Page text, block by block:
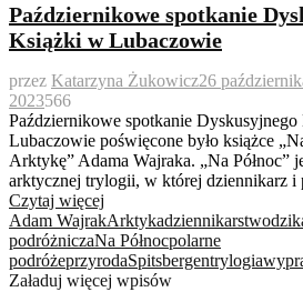
Październikowe spotkanie
Książki w Lubaczowie
przez Katarzyna Żukowicz26
2023566
Październikowe spotkanie
Lubaczowie poświęcone było książce
Arktykę” Adama Wajraka. „Na Północ”
arktycznej trylogii, w której dziennikarz i
Czytaj więcej
Adam WajrakArktykadziennikarstwo
podróżniczaNa Północpolarne
podróżeprzyrodaSpitsbergentrylogia
Załaduj więcej wpisów